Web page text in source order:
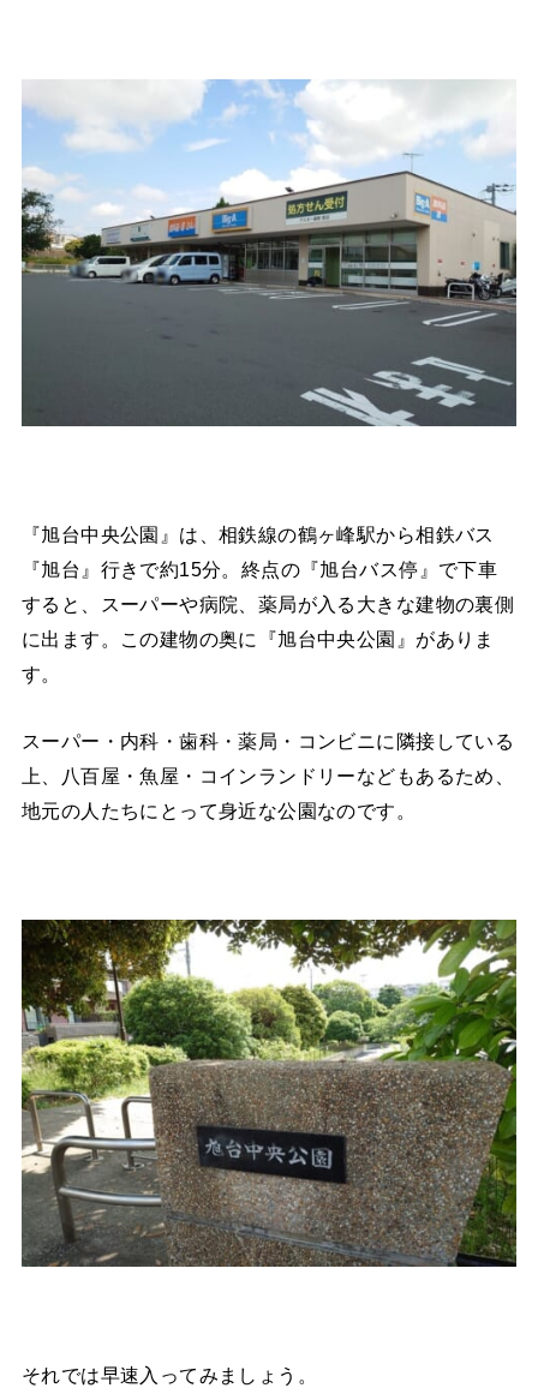
『旭台中央公園』は、相鉄線の鶴ヶ峰駅から相鉄バス
『旭台』行きで約15分。終点の『旭台バス停』で下車
すると、スーパーや病院、薬局が入る大きな建物の裏側
に出ます。この建物の奥に『旭台中央公園』がありま
す。
スーパー・内科・歯科・薬局・コンビニに隣接している
上、八百屋・魚屋・コインランドリーなどもあるため、
地元の人たちにとって身近な公園なのです。
それでは早速入ってみましょう。